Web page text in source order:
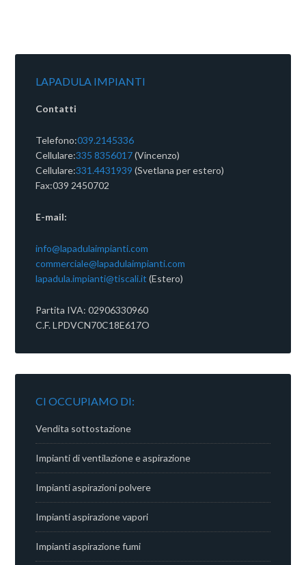
LAPADULA IMPIANTI
Contatti
Telefono:039.2145336
Cellulare:335 8356017(Vincenzo)
Cellulare:331.4431939 (Svetlana per estero)
Fax:039 2450702
E-mail:
info@lapadulaimpianti.com
commerciale@lapadulaimpianti.com
lapadula.impianti@tiscali.it (Estero)
Partita IVA: 02906330960
C.F. LPDVCN70C18E617O
CI OCCUPIAMO DI:
Vendita sottostazione
Impianti di ventilazione e aspirazione
Impianti aspirazioni polvere
Impianti aspirazione vapori
Impianti aspirazione fumi